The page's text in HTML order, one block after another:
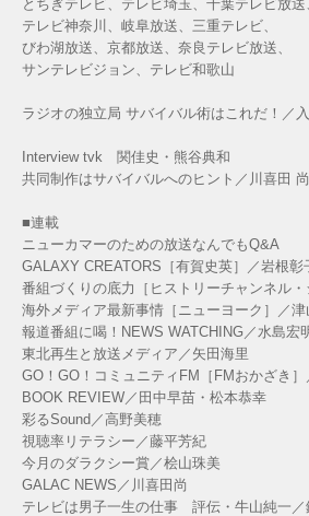
とちぎテレビ、テレビ埼玉、千葉テレビ放送
テレビ神奈川、岐阜放送、三重テレビ、
びわ湖放送、京都放送、奈良テレビ放送、
サンテレビジョン、テレビ和歌山
ラジオの独立局 サバイバル術はこれだ！／
Interview tvk 関佳史・熊谷典和
共同制作はサバイバルへのヒント／川喜田 尚
■連載
ニューカマーのための放送なんでもQ&A
GALAXY CREATORS［有賀史英］／岩根彰
番組づくりの底力［ヒストリーチャンネル
海外メディア最新事情［ニューヨーク］／津
報道番組に喝！NEWS WATCHING／水島宏
東北再生と放送メディア／矢田海里
GO！GO！コミュニティFM［FMおかざき］
BOOK REVIEW／田中早苗・松本恭幸
彩るSound／高野美穂
視聴率リテラシー／藤平芳紀
今月のダラクシー賞／桧山珠美
GALAC NEWS／川喜田尚
テレビは男子一生の仕事 評伝・牛山純一／